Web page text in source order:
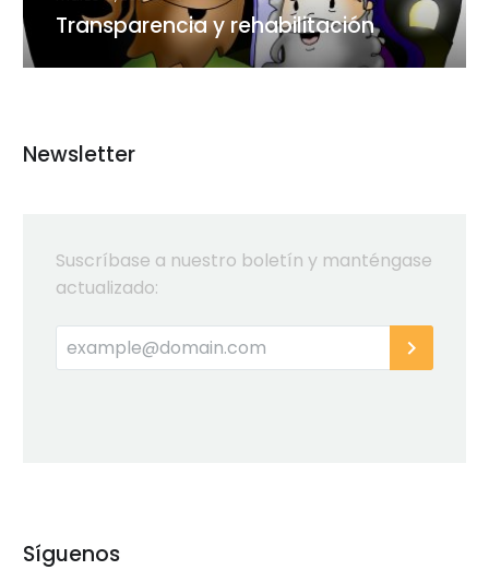
Transparencia y rehabilitación
Newsletter
Suscríbase a nuestro boletín y manténgase
actualizado:
Síguenos